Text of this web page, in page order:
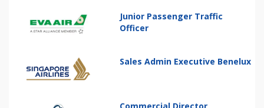
Junior Passenger Traffic
Officer
Sales Admin Executive Benelux